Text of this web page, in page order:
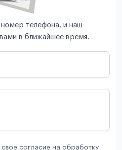
телефона, и наш
в ближайшее время.
согласие на обработку